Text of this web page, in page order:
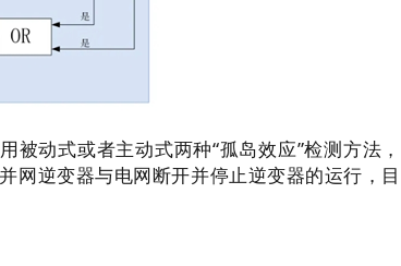
动式或者主动式两种“孤岛效应”检测方法，
网逆变器与电网断开并停止逆变器的运行，目